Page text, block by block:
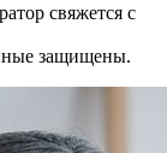
свяжется с
защищены.